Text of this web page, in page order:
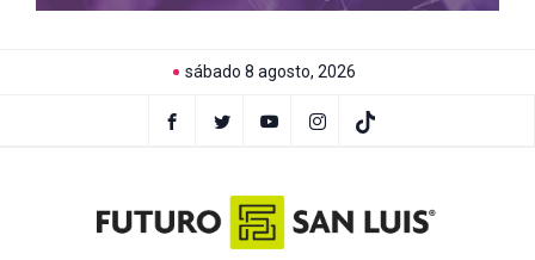
sábado 8 agosto, 2026